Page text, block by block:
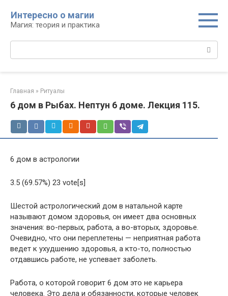
контенту
Интересно о магии
Магия: теория и практика
Главная » Ритуалы
6 дом в Рыбах. Нептун 6 доме. Лекция 115.
6 дом в астрологии
3.5 (69.57%) 23 vote[s]
Шестой астрологический дом в натальной карте
называют домом здоровья, он имеет два основных
значения: во-первых, работа, а во-вторых, здоровье.
Очевидно, что они переплетены — неприятная работа
ведет к ухудшению здоровья, а кто-то, полностью
отдавшись работе, не успевает заболеть.
Работа, о которой говорит 6 дом это не карьера
человека. Это дела и обязанности, которые человек